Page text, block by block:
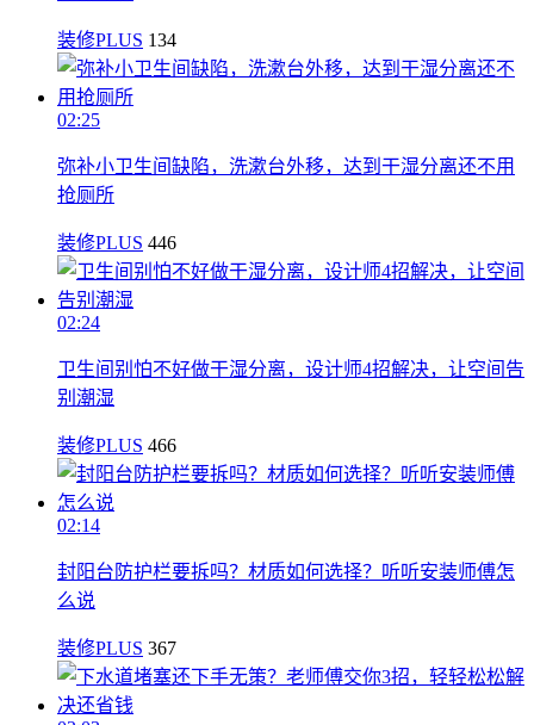
装修PLUS 134
02:25
弥补小卫生间缺陷，洗漱台外移，达到干湿分离还不用
抢厕所
装修PLUS 446
02:24
卫生间别怕不好做干湿分离，设计师4招解决，让空间告
别潮湿
装修PLUS 466
02:14
封阳台防护栏要拆吗？材质如何选择？听听安装师傅怎
么说
装修PLUS 367